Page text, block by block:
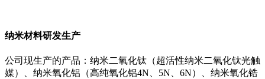
纳米材料研发生产
公司现生产的产品：纳米二氧化钛（超活性纳米二氧化钛光触
媒）、纳米氧化铝（高纯氧化铝4N、5N、6N）、纳米氧化锆